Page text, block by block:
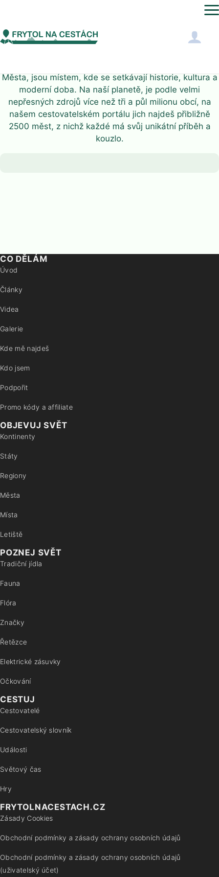
MĚSTA
Města, jsou místem, kde se setkávají historie, kultura a
moderní doba. Na naší planetě, je podle velmi
nepřesných zdrojů více než tři a půl milionu obcí, na
našem cestovatelském portálu jich najdeš přibližně
2500 měst, z nichž každé má svůj unikátní příběh a
kouzlo.
CO DĚLÁM
Úvod
Články
Videa
Galerie
Kde mě najdeš
Kdo jsem
Podpořit
Promo kódy a affiliate
OBJEVUJ SVĚT
Kontinenty
Státy
Regiony
Města
Místa
Letiště
POZNEJ SVĚT
Tradiční jídla
Fauna
Flóra
Značky
Řetězce
Elektrické zásuvky
Očkování
CESTUJ
Cestovatelé
Cestovatelský slovník
Události
Světový čas
Hry
FRYTOLNACESTACH.CZ
Zásady Cookies
Obchodní podmínky a zásady ochrany osobních údajů
Obchodní podmínky a zásady ochrany osobních údajů
(uživatelský účet)